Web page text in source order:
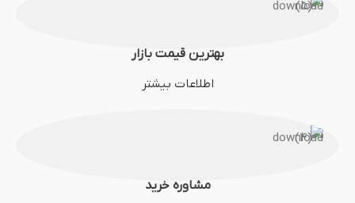
بهترین قیمت بازار
اطلاعات بیشتر
مشاوره خرید